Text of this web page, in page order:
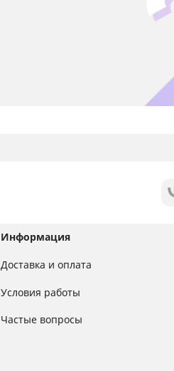
Информация
Доставка и оплата
Условия работы
Частые вопросы